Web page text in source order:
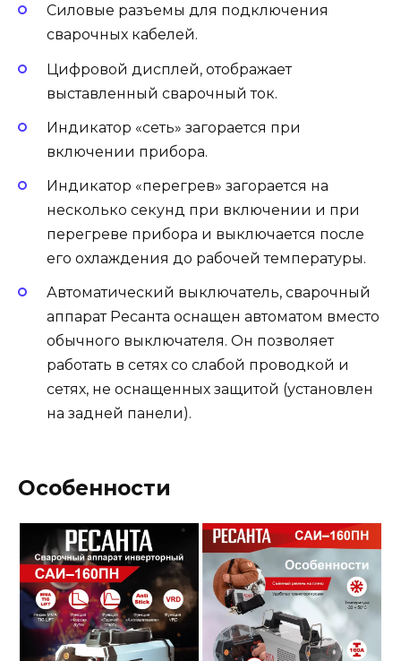
Силовые разъемы для подключения
сварочных кабелей.
Цифровой дисплей, отображает
выставленный сварочный ток.
Индикатор «сеть» загорается при
включении прибора.
Индикатор «перегрев» загорается на
несколько секунд при включении и при
перегреве прибора и выключается после
его охлаждения до рабочей температуры.
Автоматический выключатель, сварочный
аппарат Ресанта оснащен автоматом вместо
обычного выключателя. Он позволяет
работать в сетях со слабой проводкой и
сетях, не оснащенных защитой (установлен
на задней панели).
Особенности